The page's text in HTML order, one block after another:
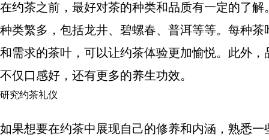
在约茶之前，最好对茶的种类和品质有一定的了
种类繁多，包括龙井、碧螺春、普洱等等。每种
和需求的茶叶，可以让约茶体验更加愉悦。此外
不仅口感好，还有更多的养生功效。
研究约茶礼仪
如果想要在约茶中展现自己的修养和内涵，熟悉